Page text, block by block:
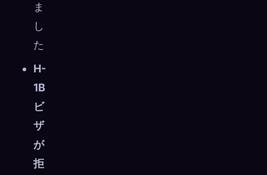
ま
し
た
H-
1B
ビ
ザ
が
拒